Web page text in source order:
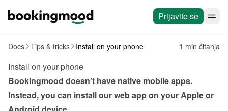
Prijavite se
Docs Tips & tricks Install on your phone 1 min čitanja
Install on your phone
Bookingmood doesn't have native mobile apps.
Instead, you can install our web app on your Apple or